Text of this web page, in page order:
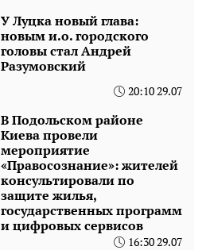
У Луцка новый глава:
новым и.о. городского
головы стал Андрей
Разумовский
20:10 29.07
В Подольском районе
Киева провели
мероприятие
«Правосознание»: жителей
консультировали по
защите жилья,
государственных программ
и цифровых сервисов
16:30 29.07